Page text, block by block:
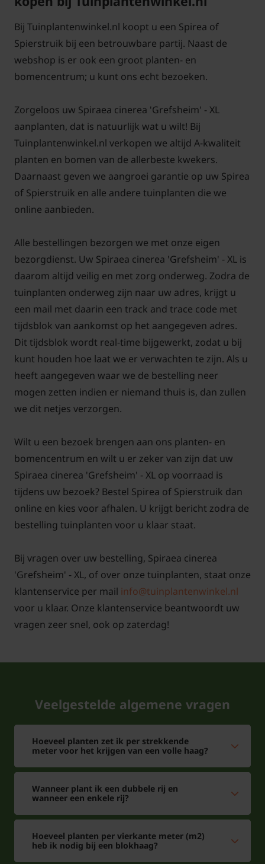
Voor alle grote planten in de XL-serieklik hier
Bij Tuinplantenwinkel.nl koopt u een Spirea of
Spierstruik bij een betrouwbare partij. Naast de
webshop is er ook een groot planten- en
bomencentrum; u kunt ons echt bezoeken.
Zorgeloos uw Spiraea cinerea 'Grefsheim' - XL
aanplanten, dat is natuurlijk wat u wilt! Bij
Tuinplantenwinkel.nl verkopen we altijd A-kwaliteit
planten en bomen van de allerbeste kwekers.
Daarnaast geven we aangroei garantie op uw Spirea
of Spierstruik en alle andere tuinplanten die we
online aanbieden.
Alle bestellingen bezorgen we met onze eigen
bezorgdienst. Uw Spiraea cinerea 'Grefsheim' - XL is
daarom altijd veilig en met zorg onderweg. Zodra de
tuinplanten onderweg zijn naar uw adres, krijgt u
een mail met daarin een track and trace code met
tijdsblok van aankomst op het aangegeven adres.
Dit tijdsblok wordt real-time bijgewerkt, zodat u bij
kunt houden hoe laat we er verwachten te zijn. Als u
heeft aangegeven waar we de bestelling neer
mogen zetten indien er niemand thuis is, dan zullen
we dit netjes verzorgen.
Wilt u een bezoek brengen aan ons planten- en
bomencentrum en wilt u er zeker van zijn dat uw
Spiraea cinerea 'Grefsheim' - XL op voorraad is
tijdens uw bezoek? Bestel Spirea of Spierstruik dan
online en kies voor afhalen. U krijgt bericht zodra de
bestelling tuinplanten voor u klaar staat.
Bij vragen over uw bestelling, Spiraea cinerea
'Grefsheim' - XL, of over onze tuinplanten, staat onze
klantenservice per mail info@tuinplantenwinkel.nl
voor u klaar. Onze klantenservice beantwoordt uw
vragen zeer snel, ook op zaterdag!
Veelgestelde algemene vragen
Hoeveel planten zet ik per strekkende
meter voor het krijgen van een volle haag?
Wanneer plant ik een dubbele rij en
wanneer een enkele rij?
Hoeveel planten per vierkante meter (m2)
heb ik nodig bij een blokhaag?